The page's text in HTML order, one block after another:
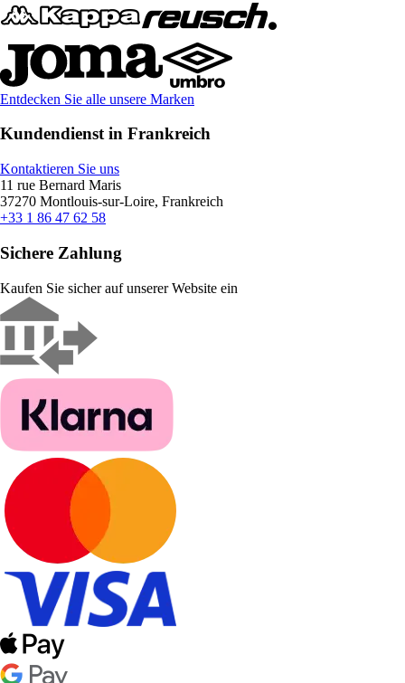
Entdecken Sie alle unsere Marken
Kundendienst in Frankreich
Kontaktieren Sie uns
11 rue Bernard Maris
37270 Montlouis-sur-Loire, Frankreich
+33 1 86 47 62 58
Sichere Zahlung
Kaufen Sie sicher auf unserer Website ein